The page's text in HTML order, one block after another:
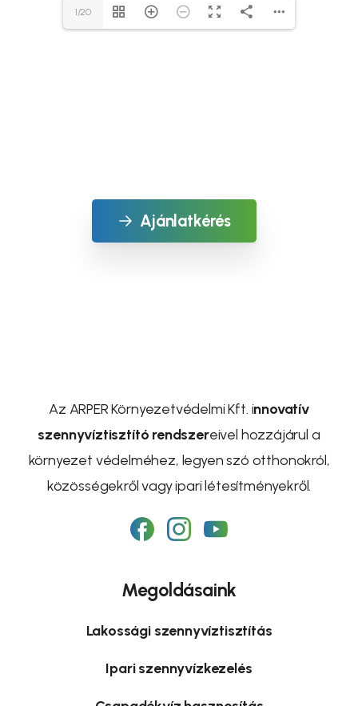
1/20
Ajánlatkérés
Az ARPER Környezetvédelmi Kft. innovatív
szennyvíztisztító rendszereivel hozzájárul a
környezet védelméhez, legyen szó otthonokról,
közösségekről vagy ipari létesítményekről.
Megoldásaink
Lakossági szennyvíztisztítás
Ipari szennyvízkezelés